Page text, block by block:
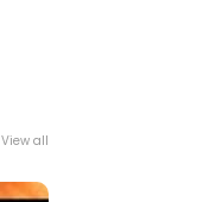
View all